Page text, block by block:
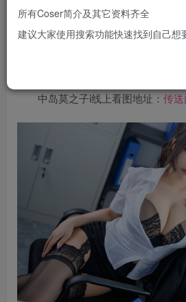
次，从“莫子抱走莫子a”到现在的“中
步增长，在cos圈的影响力并未因此
中岛莫之子i线上看图地址： 传送
所有Coser简介及其它资料齐全
建议大家使用搜索功能快速找到自己想